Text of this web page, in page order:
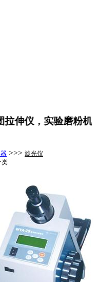
拉伸仪，实验磨粉机
>>> 旋光仪
类